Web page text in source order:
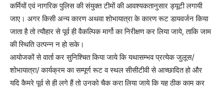
कर्मियों एवं नागरिक पुलिस की संयुक्त टीमों की आवश्यकतानुसार ड्यूटी लगायी
जाए। अगर किसी अन्य कारण अथवा शोभायात्रा के कारण रूट डायवर्जन किया
जाता है तो त्यौहार से पूर्व ही वैकल्पिक मार्गो का निरीक्षण कर लिया जाये, ताकि जाम
की स्थिति उत्पन्न न हो सके।
आयोजकों से वार्ता कर सुनिश्चित किया जाये कि यथासम्भव प्रत्येक जुलूस/
शोभायात्रा/ कार्यक्रम का सम्पूर्ण रूट व स्थल सीसीटीवी से आच्छादित हो और
यदि कैमरे पूर्व से ही लगे हैं तो उनको चैक करा लिया जाये कि यह ठीक काम कर